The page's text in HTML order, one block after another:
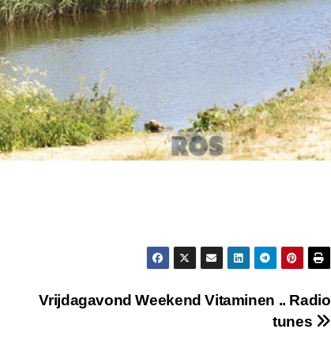
Vrijdagavond Weekend Vitaminen .. Radio
tunes